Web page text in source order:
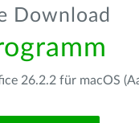
Download
26.2.2 für macOS